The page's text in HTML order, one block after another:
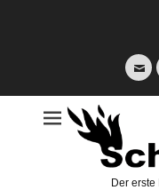
E-
Der